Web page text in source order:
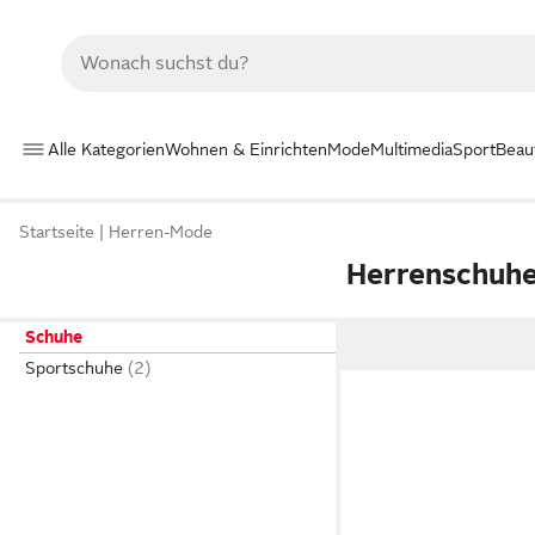
Alle KategorienWohnen & EinrichtenModeMultimediaSport
Startseite Herren-Mode
Schuhe
Sportschuhe